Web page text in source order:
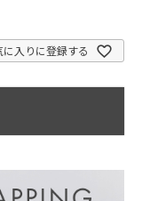
に入りに登録する